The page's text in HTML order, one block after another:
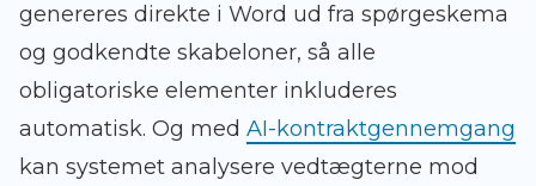
genereres direkte i Word ud fra spørgeskema
og godkendte skabeloner, så alle
obligatoriske elementer inkluderes
automatisk. Og med AI-kontraktgennemgang
kan systemet analysere vedtægterne mod